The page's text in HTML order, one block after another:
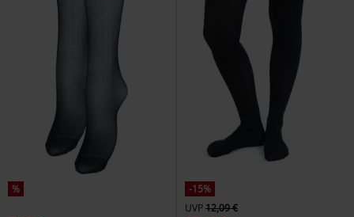
%
-15%
UVP12,09 €